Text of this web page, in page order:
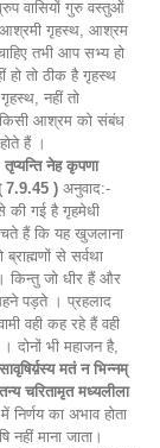
वासियों गुरु वस्तुओं
गृहस्थ, आश्रम
तभी आप सभ्य हो
हो तो ठीक है गृहस्थ
नहीं तो
किसी आश्रम को संबंध
हैं ।
नेह कृपणा
7.9.45 ) अनुवाद:-
की गई है गृहमेधी
हैं कि यह खुजलाना
से सर्वथा
। किन्तु जो धीर हैं और
पड़ते । प्रहलाद
वही कह रहे हैं वही
दोनों भी महाजन है,
मतं न भिन्नम्
चरितामृत मध्यलीला
का अभाव होता
माना जाता।